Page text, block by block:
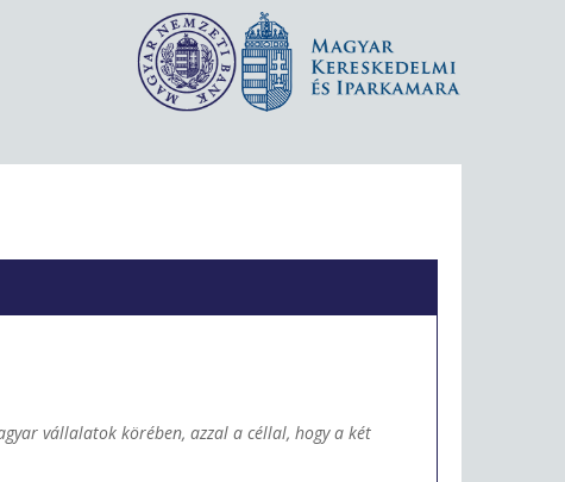
vállalatok körében, azzal a céllal, hogy a két